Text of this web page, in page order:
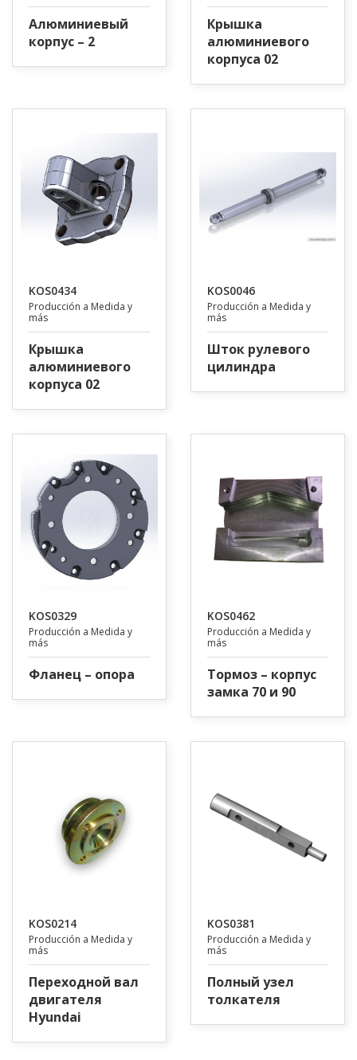
Алюминиевый
корпус – 2
Крышка
алюминиевого
корпуса 02
KOS0434
Producción a Medida y
más
Крышка
алюминиевого
корпуса 02
KOS0046
Producción a Medida y
más
Шток рулевого
цилиндра
KOS0329
Producción a Medida y
más
Фланец – опора
KOS0462
Producción a Medida y
más
Тормоз – корпус
замка 70 и 90
KOS0214
Producción a Medida y
más
Переходной вал
двигателя
Hyundai
KOS0381
Producción a Medida y
más
Полный узел
толкателя